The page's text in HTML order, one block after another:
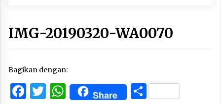
IMG-20190320-WA0070
Bagikan dengan:
Facebook
Twitter
WhatsApp
Share Share